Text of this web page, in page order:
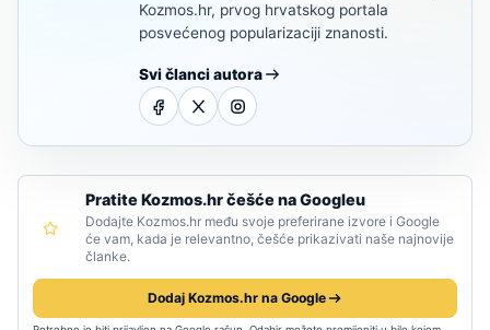
Kozmos.hr, prvog hrvatskog portala
posvećenog popularizaciji znanosti.
Svi članci autora
Pratite Kozmos.hr češće na Googleu
Dodajte Kozmos.hr među svoje preferirane izvore i Google
će vam, kada je relevantno, češće prikazivati naše najnovije
članke.
Dodaj Kozmos.hr na Google